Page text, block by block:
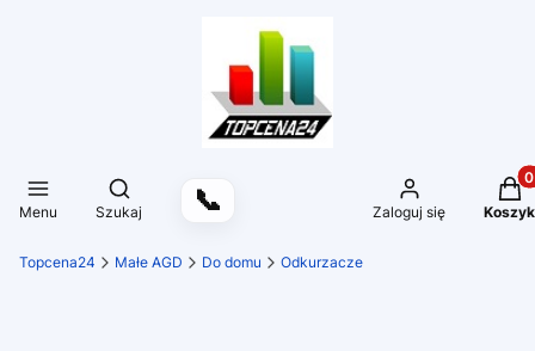
Menu
Otwórz wyszukiwarkę
Szukaj 📞 Zaloguj się Koszyk
Topcena24 Małe AGD Do domu Odkurzacze